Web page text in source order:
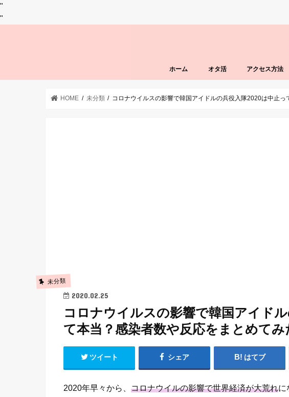
"
"
ホーム オタ活 アクセス方法
HOME 未分類 コロナウイルスの影響で韓国アイドルの兵役入隊2020は中止っ
未分類
2020.02.25
コロナウイルスの影響で韓国アイド
て本当？感染者数や反応をまとめてみ
ツイート シェア はてブ
2020年早々から、 コロナウイルの影響で世界経済が大荒れに